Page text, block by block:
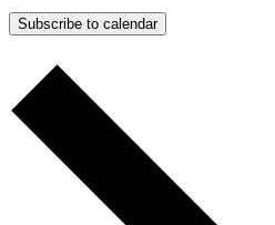
Subscribe to calendar